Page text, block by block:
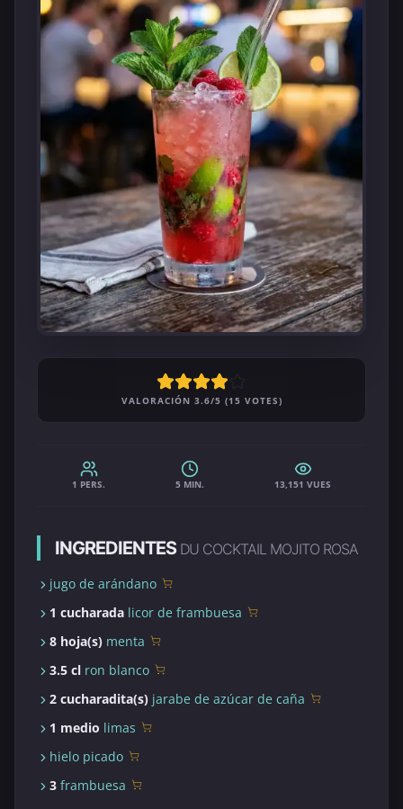
VALORACIÓN 3.6/5 (15 VOTES)
1 PERS. 5 MIN. 13,151 VUES
INGREDIENTES DU COCKTAIL MOJITO ROSA
jugo de arándano
1 cucharada licor de frambuesa
8 hoja(s) menta
3.5 cl ron blanco
2 cucharadita(s) jarabe de azúcar de caña
1 medio limas
hielo picado
3 frambuesa